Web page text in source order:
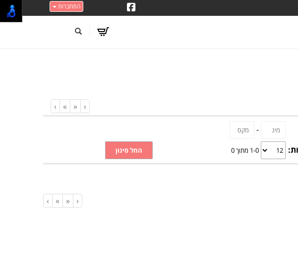
התחברות
‹
«
»
›
-
1-0 מתוך 0
‹
«
»
›